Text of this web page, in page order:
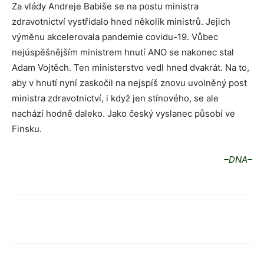
Za vlády Andreje Babiše se na postu ministra
zdravotnictví vystřídalo hned několik ministrů. Jejich
výměnu akcelerovala pandemie covidu-19. Vůbec
nejúspěšnějším ministrem hnutí ANO se nakonec stal
Adam Vojtěch. Ten ministerstvo vedl hned dvakrát. Na to,
aby v hnutí nyní zaskočil na nejspíš znovu uvolněný post
ministra zdravotnictví, i když jen stínového, se ale
nachází hodně daleko. Jako český vyslanec působí ve
Finsku.
–DNA–